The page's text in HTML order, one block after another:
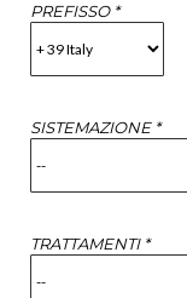
PREFISSO *
SISTEMAZIONE *
TRATTAMENTI *